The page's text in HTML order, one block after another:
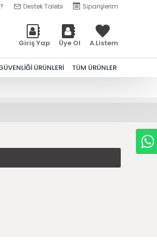
Destek Talebi Siparişlerim
Giriş Yap Üye Ol A.Listem
ÜRÜNLERİ TÜM ÜRÜNLER